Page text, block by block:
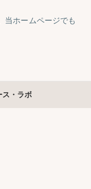
当ホームページでも
・ラボ